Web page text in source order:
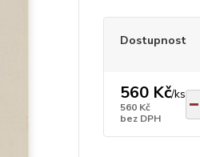
Dostupnost
560 Kč/ks
560 Kč
bez DPH